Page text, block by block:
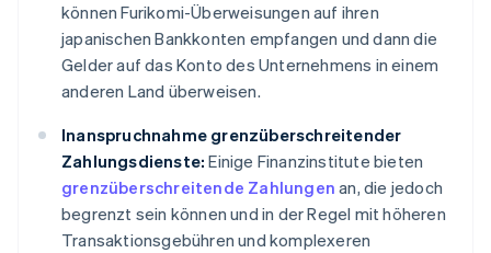
können Furikomi-Überweisungen auf ihren
japanischen Bankkonten empfangen und dann die
Gelder auf das Konto des Unternehmens in einem
anderen Land überweisen.
Inanspruchnahme grenzüberschreitender
Zahlungsdienste: Einige Finanzinstitute bieten
grenzüberschreitende Zahlungen an, die jedoch
begrenzt sein können und in der Regel mit höheren
Transaktionsgebühren und komplexeren